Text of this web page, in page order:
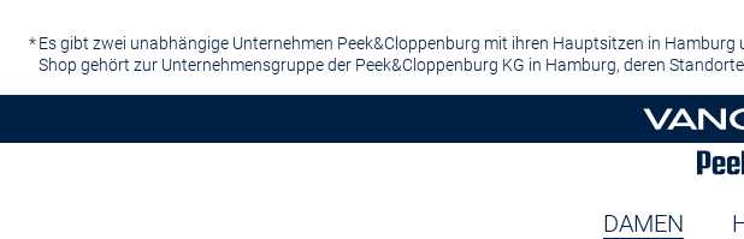
Es gibt zwei unabhängige Unternehmen Peek&Cloppenburg mit ihren Hauptsitzen in Hamburg
Shop gehört zur Unternehmensgruppe der Peek&Cloppenburg KG in Hamburg, deren
DAMEN